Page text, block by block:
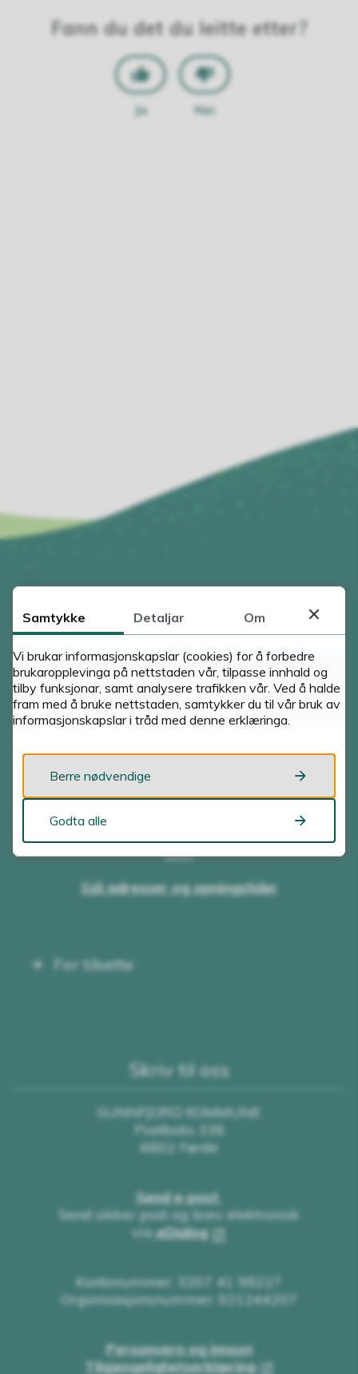
Fann du det du leitte etter?
Ja Nei
TENESTETORGA
Skei
Sjå adresser og opningstider
For tilsette
Skriv til oss
SUNNFJORD KOMMUNE
Postboks 338
6802 Førde
Send e-post
Send sikker post og brev elektronisk
viaeDialog
Kontonummer: 3207 41 98227
Organisasjonsnummer: 921244207
Personvern og innsyn
Tilgjengelighetserklæring
Samtykke Detaljar Om
Vi brukar informasjonskapslar (cookies) for å forbedre
brukaropplevinga på nettstaden vår, tilpasse innhald og
tilby funksjonar, samt analysere trafikken vår. Ved å halde
fram med å bruke nettstaden, samtykker du til vår bruk av
informasjonskapslar i tråd med denne erklæringa.
Berre nødvendige
Godta alle